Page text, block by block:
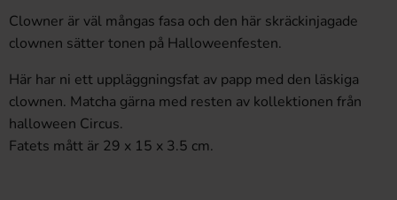
Clowner är väl mångas fasa och den här skräckinjagade
clownen sätter tonen på Halloweenfesten.
Här har ni ett uppläggningsfat av papp med den läskiga
clownen. Matcha gärna med resten av kollektionen från
halloween Circus.
Fatets mått är 29 x 15 x 3.5 cm.